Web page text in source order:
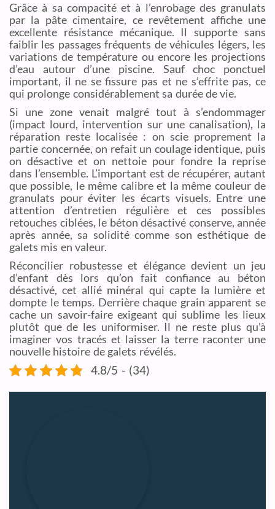
Grâce à sa compacité et à l’enrobage des granulats
par la pâte cimentaire, ce revêtement affiche une
excellente résistance mécanique. Il supporte sans
faiblir les passages fréquents de véhicules légers, les
variations de température ou encore les projections
d’eau autour d’une piscine. Sauf choc ponctuel
important, il ne se fissure pas et ne s’effrite pas, ce
qui prolonge considérablement sa durée de vie.
Si une zone venait malgré tout à s’endommager
(impact lourd, intervention sur une canalisation), la
réparation reste localisée : on scie proprement la
partie concernée, on refait un coulage identique, puis
on désactive et on nettoie pour fondre la reprise
dans l’ensemble. L’important est de récupérer, autant
que possible, le même calibre et la même couleur de
granulats pour éviter les écarts visuels. Entre une
attention d’entretien régulière et ces possibles
retouches ciblées, le béton désactivé conserve, année
après année, sa solidité comme son esthétique de
galets mis en valeur.
Réconcilier robustesse et élégance devient un jeu
d’enfant dès lors qu’on fait confiance au béton
désactivé, cet allié minéral qui capte la lumière et
dompte le temps. Derrière chaque grain apparent se
cache un savoir-faire exigeant qui sublime les lieux
plutôt que de les uniformiser. Il ne reste plus qu’à
imaginer vos tracés et laisser la terre raconter une
nouvelle histoire de galets révélés.
4.8/5 - (34)